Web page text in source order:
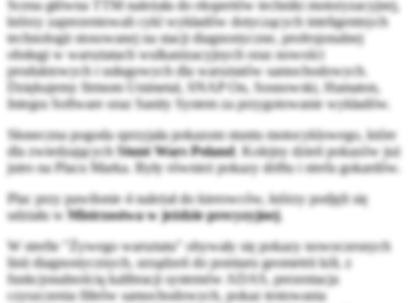
Scena główna TTM należała do ekspertów techniki motoryzacyjnej,
którzy zaprezentowali cykl wykładów dotyczących inteligentnych
technologii stosowanej na stacji diagnostyczne, profesjonalnej
obsługi w warsztatach wulkanizacyjnych oraz nowości
produktowych i usługowych dla warsztatów samochodowych.
Dziękujemy firmom Unimetal, SNAP On, Sosnowski, Hamaton,
Integra Software oraz Sanity System za przygotowanie wykładów.
Słoneczna pogoda sprzyjała pokazom stuntu motocyklowego, które
dla zwiedzających Stunt Wars Poland. Kolejny dzień pokazów już
jutro na Placu Marka. Były również pokazy driftu i strefa gokardów.
Plac przy pawilonie 4 należał do kierowców, którzy podjęli się
udziału w Mistrzostwa w jeździe precyzyjnej.
W strefie "Żywego warsztatu" obywały się pokazy nowoczesnych
linii diagnostycznych, urządzeń do pomiaru geometrii kół, z
funkcjonalnością kalibracji systemów ADAS, prezentacja
czyszczenia filtrów samochodowych, pokaz testowania